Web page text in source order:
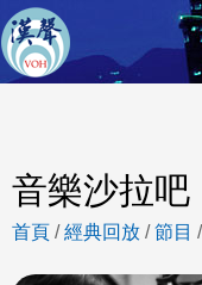
音樂沙拉吧
首頁 /經典回放 /節目 /